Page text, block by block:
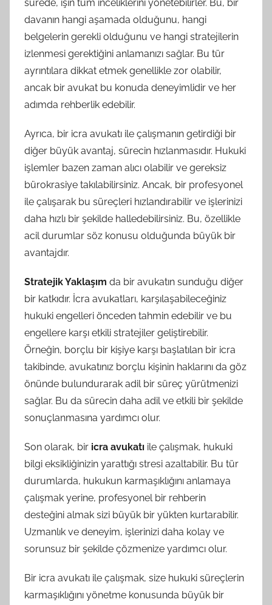
sürede, işin tüm inceliklerini yönetebilirler. Bu, bir
davanın hangi aşamada olduğunu, hangi
belgelerin gerekli olduğunu ve hangi stratejilerin
izlenmesi gerektiğini anlamanızı sağlar. Bu tür
ayrıntılara dikkat etmek genellikle zor olabilir,
ancak bir avukat bu konuda deneyimlidir ve her
adımda rehberlik edebilir.
Ayrıca, bir icra avukatı ile çalışmanın getirdiği bir
diğer büyük avantaj, sürecin hızlanmasıdır. Hukuki
işlemler bazen zaman alıcı olabilir ve gereksiz
bürokrasiye takılabilirsiniz. Ancak, bir profesyonel
ile çalışarak bu süreçleri hızlandırabilir ve işlerinizi
daha hızlı bir şekilde halledebilirsiniz. Bu, özellikle
acil durumlar söz konusu olduğunda büyük bir
avantajdır.
Stratejik Yaklaşım da bir avukatın sunduğu diğer
bir katkıdır. İcra avukatları, karşılaşabileceğiniz
hukuki engelleri önceden tahmin edebilir ve bu
engellere karşı etkili stratejiler geliştirebilir.
Örneğin, borçlu bir kişiye karşı başlatılan bir icra
takibinde, avukatınız borçlu kişinin haklarını da göz
önünde bulundurarak adil bir süreç yürütmenizi
sağlar. Bu da sürecin daha adil ve etkili bir şekilde
sonuçlanmasına yardımcı olur.
Son olarak, bir icra avukatı ile çalışmak, hukuki
bilgi eksikliğinizin yarattığı stresi azaltabilir. Bu tür
durumlarda, hukukun karmaşıklığını anlamaya
çalışmak yerine, profesyonel bir rehberin
desteğini almak sizi büyük bir yükten kurtarabilir.
Uzmanlık ve deneyim, işlerinizi daha kolay ve
sorunsuz bir şekilde çözmenize yardımcı olur.
Bir icra avukatı ile çalışmak, size hukuki süreçlerin
karmaşıklığını yönetme konusunda büyük bir